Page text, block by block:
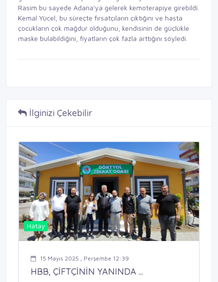
Rasim bu sayede Adana'ya gelerek kemoterapiye girebildi.
Kemal Yücel, bu süreçte fırsatçıların çıktığını ve hasta
çocukların çok mağdur olduğunu, kendisinin de güçlükle
maske bulabildiğini, fiyatların çok fazla arttığını söyledi.
İlginizi Çekebilir
Hatay
15 Mayıs 2025 , Perşembe 12:39
HBB, ÇİFTÇİNİN YANINDA ...